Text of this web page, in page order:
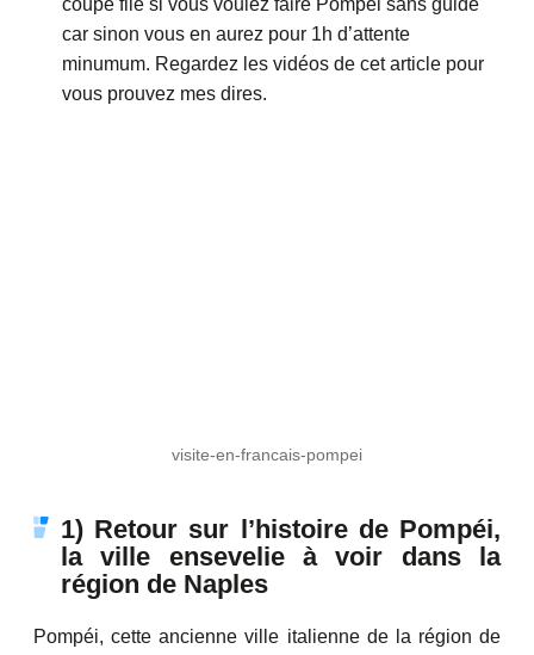
coupe file si vous voulez faire Pompéi sans guide
car sinon vous en aurez pour 1h d’attente
minumum. Regardez les vidéos de cet article pour
vous prouvez mes dires.
visite-en-francais-pompei
1) Retour sur l’histoire de Pompéi,
la ville ensevelie à voir dans la
région de Naples
Pompéi, cette ancienne ville italienne de la région de